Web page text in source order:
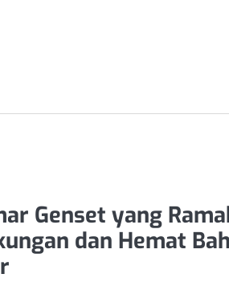
Genset yang
dan Hemat